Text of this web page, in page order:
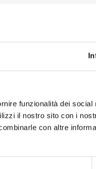
funzionalità dei social
il nostro sito con i
con altre